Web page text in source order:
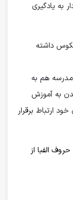
به یادگیری
داشته
هم به
به آموزش
ارتباط برقرار
الفبا از